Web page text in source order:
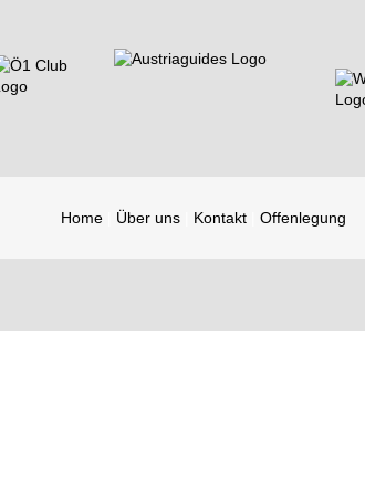
Home Über uns Kontakt Offenlegung